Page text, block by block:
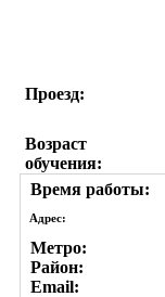
Проезд:
Возраст
обучения:
Время работы:
Адрес:
Метро:
Район:
Email: